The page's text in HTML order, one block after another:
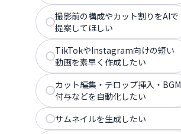
撮影前の構成やカット割りをAIで
提案してほしい
TikTokやInstagram向けの短い
動画を素早く作成したい
カット編集・テロップ挿入・BGM
付与などを自動化したい
サムネイルを生成したい